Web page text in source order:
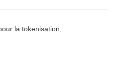
la tokenisation,